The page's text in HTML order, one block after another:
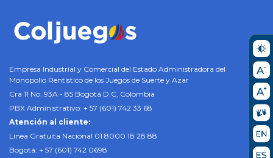
Empresa Industrial y Comercial del Estado Administradora del
Monopolio Rentístico de los Juegos de Suerte y Azar
Cra 11 No. 93A - 85 Bogotá D.C, Colombia
PBX Administrativo: + 57 (601) 742 33 68
Atención al cliente:
Línea Gratuita Nacional 01 8000 18 28 88
Bogotá: + 57 (601) 742 0698